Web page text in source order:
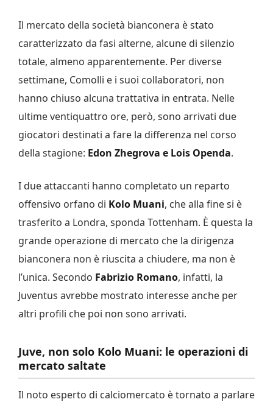
Il mercato della società bianconera è stato
caratterizzato da fasi alterne, alcune di silenzio
totale, almeno apparentemente. Per diverse
settimane, Comolli e i suoi collaboratori, non
hanno chiuso alcuna trattativa in entrata. Nelle
ultime ventiquattro ore, però, sono arrivati due
giocatori destinati a fare la differenza nel corso
della stagione: Edon Zhegrova e Lois Openda.
I due attaccanti hanno completato un reparto
offensivo orfano di Kolo Muani, che alla fine si è
trasferito a Londra, sponda Tottenham. È questa la
grande operazione di mercato che la dirigenza
bianconera non è riuscita a chiudere, ma non è
l’unica. Secondo Fabrizio Romano, infatti, la
Juventus avrebbe mostrato interesse anche per
altri profili che poi non sono arrivati.
Juve, non solo Kolo Muani: le operazioni di
mercato saltate
Il noto esperto di calciomercato è tornato a parlare